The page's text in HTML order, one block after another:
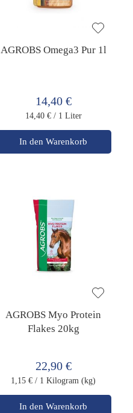
AGROBS Omega3 Pur 1l
14,40 €
14,40 € / 1 Liter
In den Warenkorb
AGROBS Myo Protein
Flakes 20kg
22,90 €
1,15 € / 1 Kilogram (kg)
In den Warenkorb